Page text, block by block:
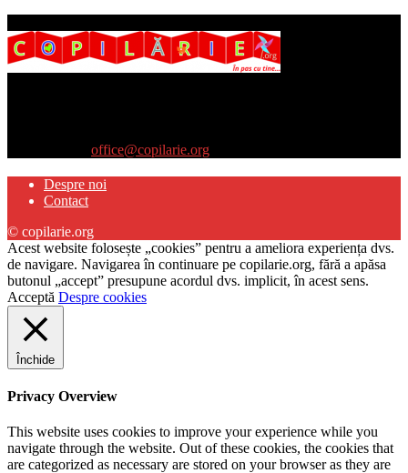
office@copilarie.org
Despre noi
Contact
© copilarie.org
Acest website folosește „cookies” pentru a ameliora experiența dvs.
de navigare. Navigarea în continuare pe copilarie.org, fără a apăsa
butonul „accept” presupune acordul dvs. implicit, în acest sens.
Acceptă Despre cookies
Închide
Privacy Overview
This website uses cookies to improve your experience while you
navigate through the website. Out of these cookies, the cookies that
are categorized as necessary are stored on your browser as they are